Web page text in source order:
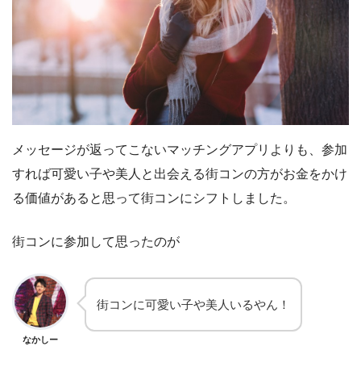
メッセージが返ってこないマッチングアプリよりも、参加
すれば可愛い子や美人と出会える街コンの方がお金をかけ
る価値があると思って街コンにシフトしました。
街コンに参加して思ったのが
なかしー
街コンに可愛い子や美人いるやん！